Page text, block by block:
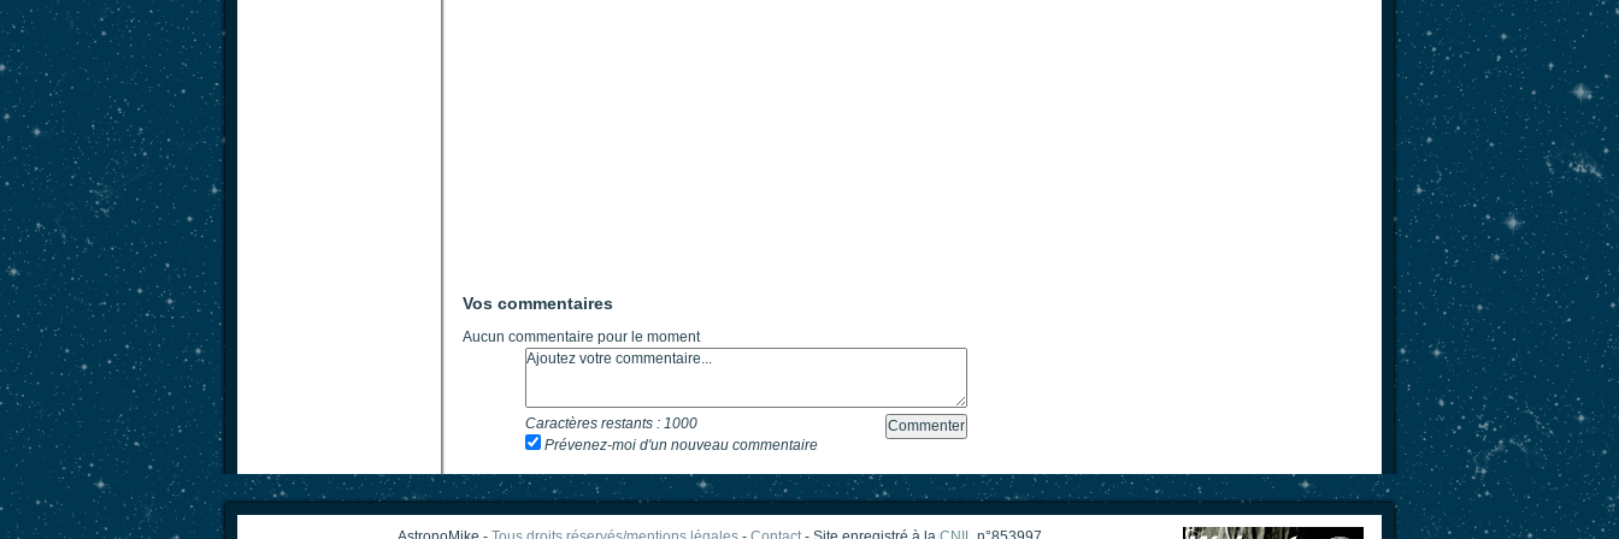
Vos commentaires
Aucun commentaire pour le moment
Caractères restants : 1000
Prévenez-moi d'un nouveau commentaire